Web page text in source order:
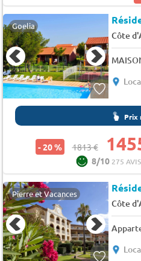
Goelia
Côte
Prix
- 20 % 1813 €
8/10 275
Pierre et Vacances
Côte